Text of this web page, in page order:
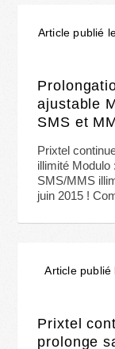
Article publié
ajustable
SMS et
Prixtel
illimité
SMS/MMS
juin 2015 !
Article publié
Prixtel
prolonge